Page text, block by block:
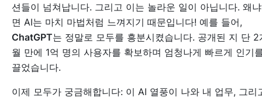
션들이 넘쳐납니다. 그리고 이는 놀라운 일이 아닙니다. 왜
면 AI는 마치 마법처럼 느껴지기 때문입니다! 예를 들어,
ChatGPT는 정말로 모두를 흥분시켰습니다. 공개된 지 단 2
월 만에 1억 명의 사용자를 확보하며 엄청나게 빠르게 인기
끌었습니다.
이제 모두가 궁금해합니다: 이 AI 열풍이 나와 내 업무, 그리